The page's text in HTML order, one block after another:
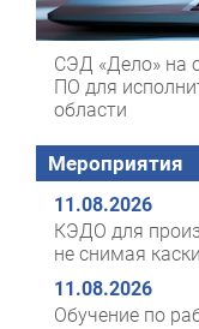
СЭД «Дело» на
ПО для
области
Мероприятия
11.08.2026
КЭДО для
не снимая
11.08.2026
Обучение по